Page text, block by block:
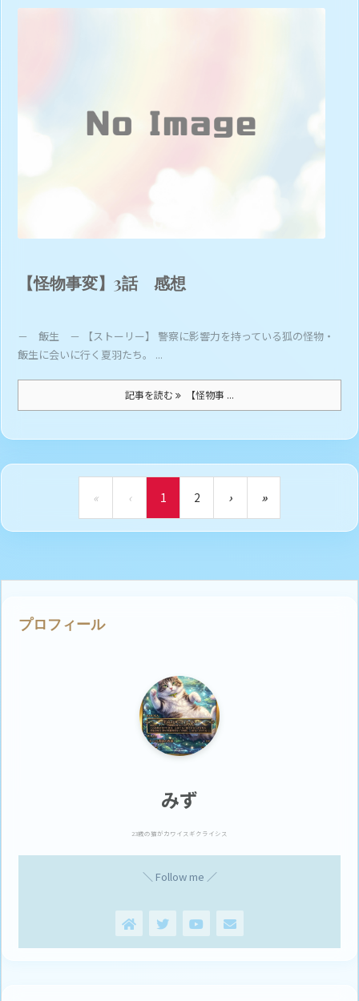
【怪物事変】3話 感想
－ 飯生 － 【ストーリー】 警察に影響力を持っている狐の怪物・
飯生に会いに行く夏羽たち。 ...
記事を読む 【怪物事 ...
« ‹ 1 2 › »
プロフィール
みず
23歳の猫がカワイスギクライシス
＼ Follow me ／